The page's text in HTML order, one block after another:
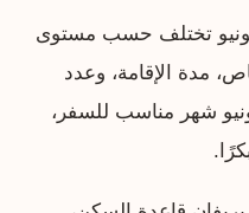
يونيو تختلف حسب مستوى
مدة الإقامة، وعدد
شهر مناسب للسفر،